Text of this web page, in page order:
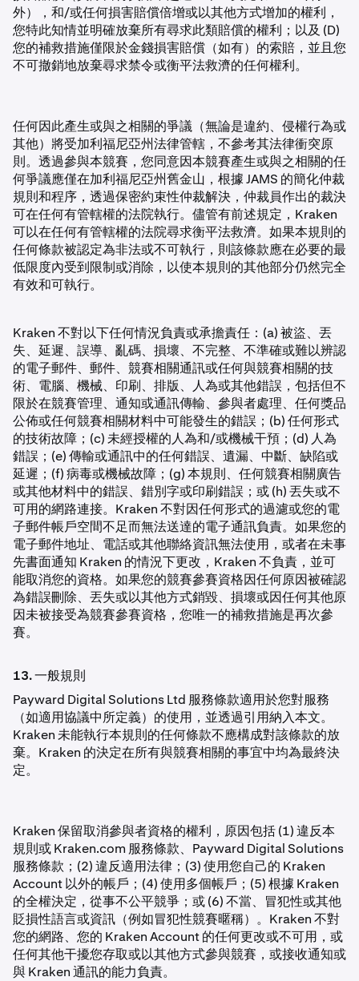
外），和/或任何損害賠償倍增或以其他方式增加的權利，
您特此知情並明確放棄所有尋求此類賠償的權利；以及 (D)
您的補救措施僅限於金錢損害賠償（如有）的索賠，並且您
不可撤銷地放棄尋求禁令或衡平法救濟的任何權利。
任何因此產生或與之相關的爭議（無論是違約、侵權行為或
其他）將受加利福尼亞州法律管轄，不參考其法律衝突原
則。透過參與本競賽，您同意因本競賽產生或與之相關的任
何爭議應僅在加利福尼亞州舊金山，根據 JAMS 的簡化仲裁
規則和程序，透過保密約束性仲裁解決，仲裁員作出的裁決
可在任何有管轄權的法院執行。儘管有前述規定，Kraken
可以在任何有管轄權的法院尋求衡平法救濟。如果本規則的
任何條款被認定為非法或不可執行，則該條款應在必要的最
低限度內受到限制或消除，以使本規則的其他部分仍然完全
有效和可執行。
Kraken 不對以下任何情況負責或承擔責任：(a) 被盜、丟
失、延遲、誤導、亂碼、損壞、不完整、不準確或難以辨認
的電子郵件、郵件、競賽相關通訊或任何與競賽相關的技
術、電腦、機械、印刷、排版、人為或其他錯誤，包括但不
限於在競賽管理、通知或通訊傳輸、參與者處理、任何獎品
公佈或任何競賽相關材料中可能發生的錯誤；(b) 任何形式
的技術故障；(c) 未經授權的人為和/或機械干預；(d) 人為
錯誤；(e) 傳輸或通訊中的任何錯誤、遺漏、中斷、缺陷或
延遲；(f) 病毒或機械故障；(g) 本規則、任何競賽相關廣告
或其他材料中的錯誤、錯別字或印刷錯誤；或 (h) 丟失或不
可用的網路連接。Kraken 不對因任何形式的過濾或您的電
子郵件帳戶空間不足而無法送達的電子通訊負責。如果您的
電子郵件地址、電話或其他聯絡資訊無法使用，或者在未事
先書面通知 Kraken 的情況下更改，Kraken 不負責，並可
能取消您的資格。如果您的競賽參賽資格因任何原因被確認
為錯誤刪除、丟失或以其他方式銷毀、損壞或因任何其他原
因未被接受為競賽參賽資格，您唯一的補救措施是再次參
賽。
13. 一般規則
Payward Digital Solutions Ltd 服務條款適用於您對服務
（如適用協議中所定義）的使用，並透過引用納入本文。
Kraken 未能執行本規則的任何條款不應構成對該條款的放
棄。Kraken 的決定在所有與競賽相關的事宜中均為最終決
定。
Kraken 保留取消參與者資格的權利，原因包括 (1) 違反本
規則或 Kraken.com 服務條款、Payward Digital Solutions
服務條款；(2) 違反適用法律；(3) 使用您自己的 Kraken
Account 以外的帳戶；(4) 使用多個帳戶；(5) 根據 Kraken
的全權決定，從事不公平競爭；或 (6) 不當、冒犯性或其他
貶損性語言或資訊（例如冒犯性競賽暱稱）。Kraken 不對
您的網路、您的 Kraken Account 的任何更改或不可用，或
任何其他干擾您存取或以其他方式參與競賽，或接收通知或
與 Kraken 通訊的能力負責。